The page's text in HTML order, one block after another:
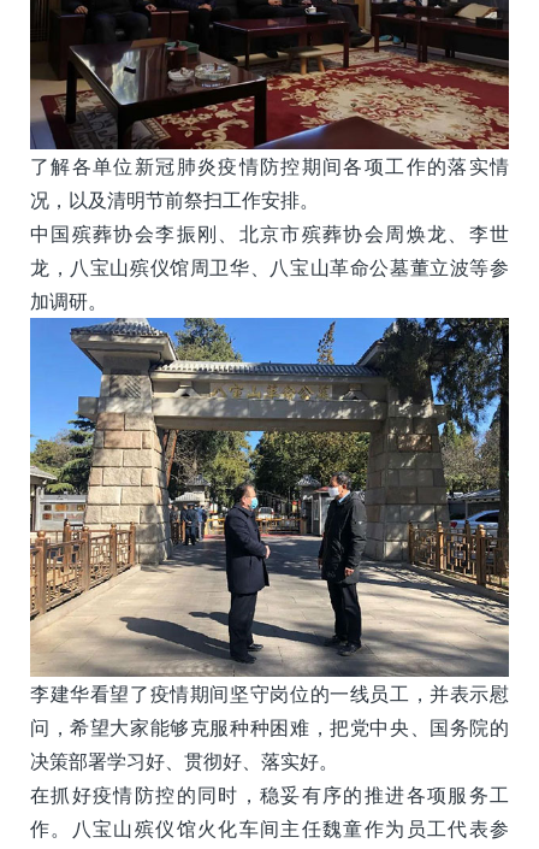
了解各单位新冠肺炎疫情防控期间各项工作的落实情
况，以及清明节前祭扫工作安排。
中国殡葬协会李振刚、北京市殡葬协会周焕龙、李世
龙，八宝山殡仪馆周卫华、八宝山革命公墓董立波等参
加调研。
李建华看望了疫情期间坚守岗位的一线员工，并表示慰
问，希望大家能够克服种种困难，把党中央、国务院的
决策部署学习好、贯彻好、落实好。
在抓好疫情防控的同时，稳妥有序的推进各项服务工
作。八宝山殡仪馆火化车间主任魏童作为员工代表参